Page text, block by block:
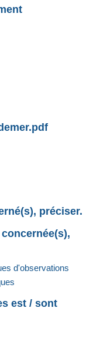
préciser.
d'observations
est / sont